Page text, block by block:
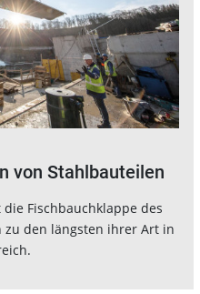
von Stahlbauteilen
Fischbauchklappe des
zu den längsten ihrer Art in